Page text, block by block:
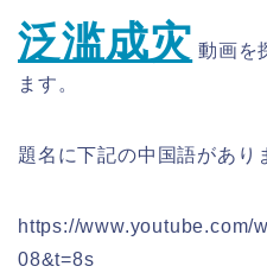
泛滥成灾 動画を
ます。
題名に下記の中国語があり
https://www.youtube.com/
08&t=8s